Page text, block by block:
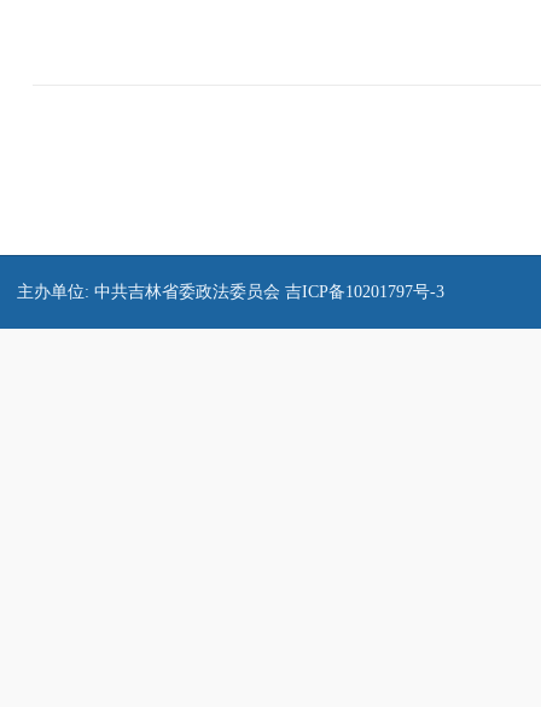
主办单位: 中共吉林省委政法委员会 吉ICP备10201797号-3